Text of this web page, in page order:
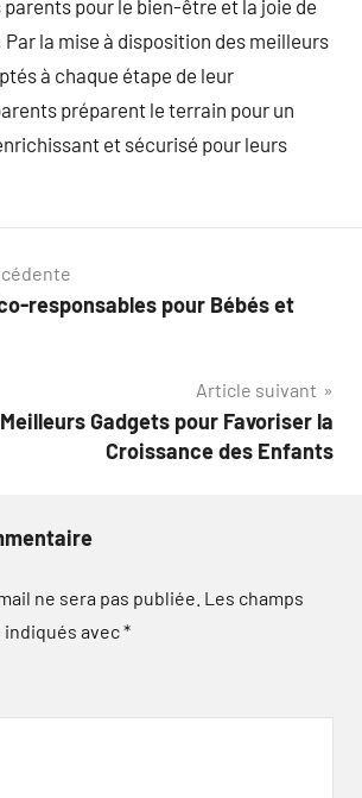
pour le bien-être et la joie de
la mise à disposition des meilleurs
à chaque étape de leur
préparent le terrain pour un
et sécurisé pour leurs
responsables pour Bébés et
Article suivant
Gadgets pour Favoriser la
Croissance des Enfants
ne sera pas publiée. Les champs
avec*